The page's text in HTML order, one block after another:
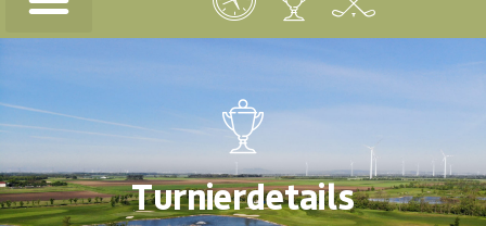
Turnierdetails